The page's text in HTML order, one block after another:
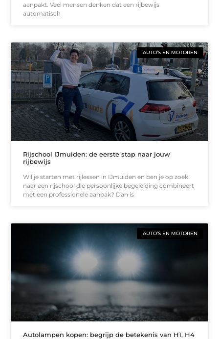
aanpakt. Veel mensen denken dat een rijbewijs
automatisch
AUTO’S EN MOTOREN
Rijschool IJmuiden: de eerste stap naar jouw
rijbewijs
Wil je starten met rijlessen in IJmuiden en ben je op zoek
naar een rijschool die persoonlijke begeleiding combineert
met een professionele aanpak? Dan is
AUTO’S EN MOTOREN
Autolampen kopen: begrijp de betekenis van H1, H4